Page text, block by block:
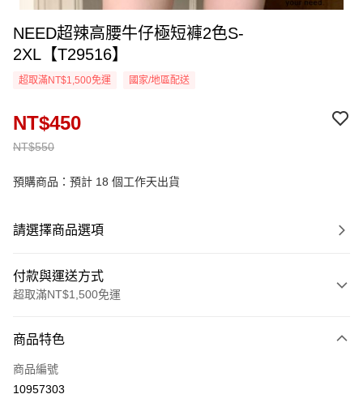
NEED超辣高腰牛仔極短褲2色S-
2XL【T29516】
超取滿NT$1,500免運 國家/地區配送
NT$550
NT$450
預購商品：預計 18 個工作天出貨
請選擇商品選項
付款與運送方式
超取滿NT$1,500免運
信用卡一次付款
超商取貨付款
商品特色
商品編號
10957303